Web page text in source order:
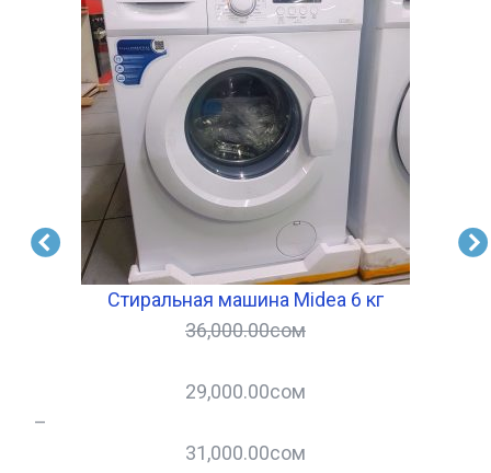
Стиральная машина Midea 6 кг
36,000.00сом
29,000.00сом
–
31,000.00сом